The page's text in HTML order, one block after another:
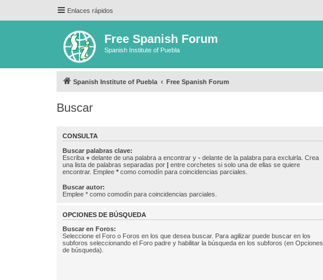
Enlaces rápidos
Free Spanish Forum
Spanish Institute of Puebla
Spanish Institute of Puebla Free Spanish Forum
Buscar
CONSULTA
Buscar palabras clave:
Escriba + delante de una palabra a encontrar y - delante de la palabra para excluirla. Crea
una lista de palabras separadas por | entre corchetes si solo una de ellas se quiere
encontrar. Emplee * como comodín para coincidencias parciales.
Buscar autor:
Emplee * como comodín para coincidencias parciales.
OPCIONES DE BÚSQUEDA
Buscar en Foros:
Seleccione el Foro o Foros en los que desea buscar. Para agilizar puede buscar en los
subforos seleccionando el Foro padre y habilitar la búsqueda en los subforos (en Opciones
de búsqueda).